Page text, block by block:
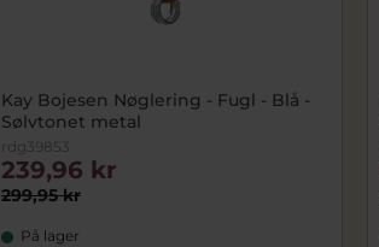
Kay Bojesen Nøglering - Fugl - Blå -
Sølvtonet metal
rdg39853
299,95 kr
239,96 kr
På lager